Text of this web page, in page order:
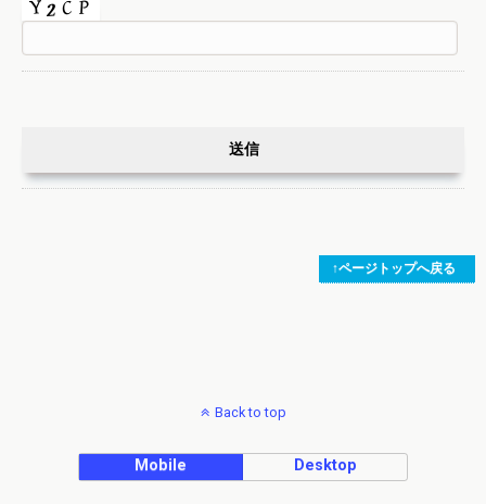
↑ページトップへ戻る
Back to top
Mobile Desktop